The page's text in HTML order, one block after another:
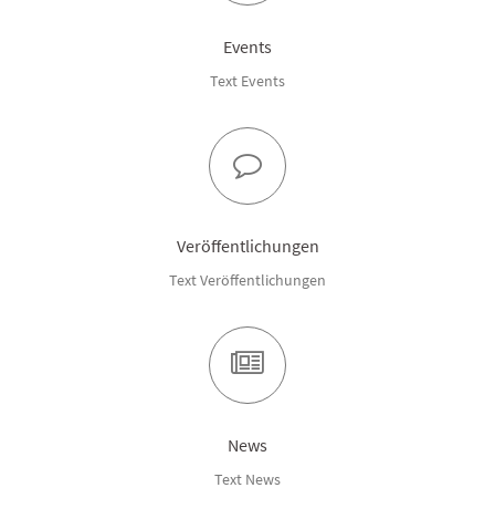
Events
Text Events
Veröffentlichungen
Text Veröffentlichungen
News
Text News